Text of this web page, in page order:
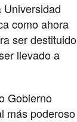
como ahora
ser destituido
llevado a
Gobierno
más poderoso